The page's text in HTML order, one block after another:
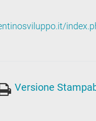
Versione